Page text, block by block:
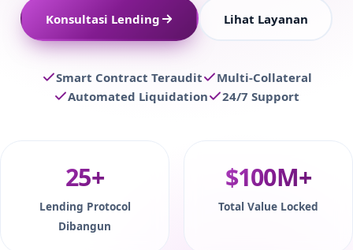
Konsultasi Lending Lihat Layanan
Smart Contract Teraudit
Multi-Collateral
Automated Liquidation
24/7 Support
25+
Lending Protocol
Dibangun
$100M+
Total Value Locked